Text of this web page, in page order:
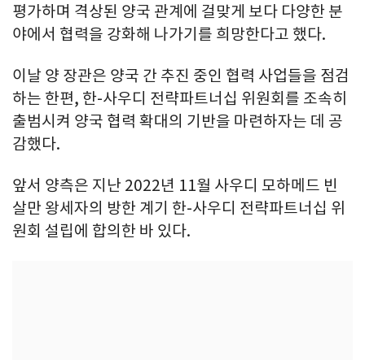
평가하며 격상된 양국 관계에 걸맞게 보다 다양한 분
야에서 협력을 강화해 나가기를 희망한다고 했다.
이날 양 장관은 양국 간 추진 중인 협력 사업들을 점검
하는 한편, 한-사우디 전략파트너십 위원회를 조속히
출범시켜 양국 협력 확대의 기반을 마련하자는 데 공
감했다.
앞서 양측은 지난 2022년 11월 사우디 모하메드 빈
살만 왕세자의 방한 계기 한-사우디 전략파트너십 위
원회 설립에 합의한 바 있다.